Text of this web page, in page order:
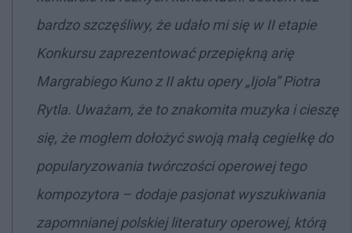
bardzo szczęśliwy, że udało mi się w II etapie
Konkursu zaprezentować przepiękną arię
Margrabiego Kuno z II aktu opery „Ijola” Piotra
Rytla. Uważam, że to znakomita muzyka i cieszę
się, że mogłem dołożyć swoją małą cegiełkę do
popularyzowania twórczości operowej tego
kompozytora – dodaje pasjonat wyszukiwania
zapomnianej polskiej literatury operowej, którą